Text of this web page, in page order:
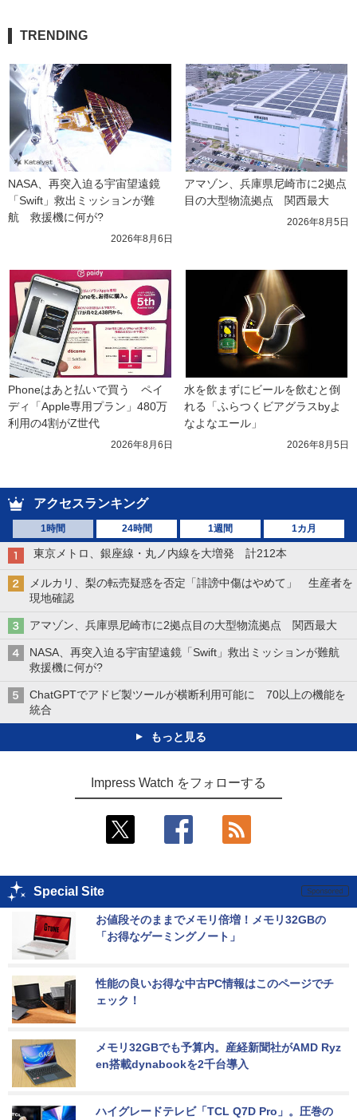
TRENDING
NASA、再突入迫る宇宙望遠鏡
「Swift」救出ミッションが難
航　救援機に何が?
2026年8月6日
アマゾン、兵庫県尼崎市に2拠点
目の大型物流拠点　関西最大
2026年8月5日
Phoneはあと払いで買う　ペイ
ディ「Apple専用プラン」480万
利用の4割がZ世代
2026年8月6日
水を飲まずにビールを飲むと倒
れる「ふらつくビアグラスbyよ
なよなエール」
2026年8月5日
アクセスランキング
1時間 24時間 1週間 1カ月
東京メトロ、銀座線・丸ノ内線を大増発 計212本
メルカリ、梨の転売疑惑を否定「誹謗中傷はやめて」 生産者を
現地確認
アマゾン、兵庫県尼崎市に2拠点目の大型物流拠点 関西最大
NASA、再突入迫る宇宙望遠鏡「Swift」救出ミッションが難航
救援機に何が?
ChatGPTでアドビ製ツールが横断利用可能に 70以上の機能を
統合
もっと見る
Impress Watch をフォローする
Special Site
お値段そのままでメモリ倍増！メモリ32GBの
「お得なゲーミングノート」
性能の良いお得な中古PC情報はこのページでチ
ェック！
メモリ32GBでも予算内。産経新聞社がAMD Ryz
en搭載dynabookを2千台導入
ハイグレードテレビ「TCL Q7D Pro」。圧巻の